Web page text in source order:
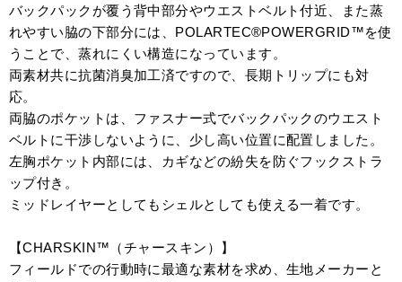
バックパックが覆う背中部分やウエストベルト付近、また蒸
れやすい脇の下部分には、POLARTEC®POWERGRID™を使
うことで、蒸れにくい構造になっています。
両素材共に抗菌消臭加工済ですので、長期トリップにも対
応。
両脇のポケットは、ファスナー式でバックパックのウエスト
ベルトに干渉しないように、少し高い位置に配置しました。
左胸ポケット内部には、カギなどの紛失を防ぐフックストラ
ップ付き。
ミッドレイヤーとしてもシェルとしても使える一着です。
【CHARSKIN™（チャースキン）】
フィールドでの行動時に最適な素材を求め、生地メーカーと